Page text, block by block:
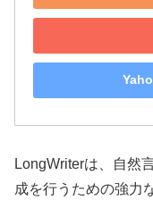
LongWriterは、自然
成を行うための強力